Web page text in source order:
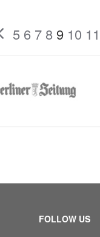
5 6 7 8 9 10 11
FOLLOW US